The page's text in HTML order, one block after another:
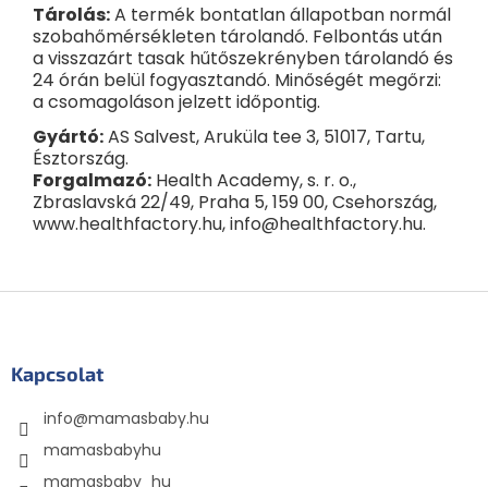
Tárolás:A termék bontatlan állapotban normál
szobahőmérsékleten tárolandó. Felbontás után
a visszazárt tasak hűtőszekrényben tárolandó és
24 órán belül fogyasztandó. Minőségét megőrzi:
a csomagoláson jelzett időpontig.
Gyártó:AS Salvest, Aruküla tee 3, 51017, Tartu,
Észtország.
Forgalmazó: Health Academy, s. r. o.,
Zbraslavská 22/49, Praha 5, 159 00, Csehország,
www.healthfactory.hu, info@healthfactory.hu.
Kapcsolat
info@mamasbaby.hu
mamasbabyhu
mamasbaby_hu